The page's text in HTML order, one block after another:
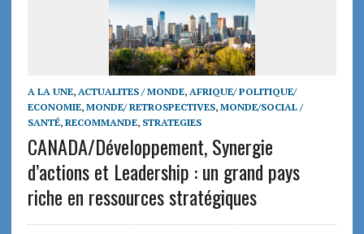
A LA UNE, ACTUALITES / MONDE, AFRIQUE/ POLITIQUE/
ECONOMIE, MONDE/ RETROSPECTIVES, MONDE/SOCIAL /
SANTÉ, RECOMMANDE, STRATEGIES
CANADA/Développement, Synergie
d’actions et Leadership : un grand pays
riche en ressources stratégiques